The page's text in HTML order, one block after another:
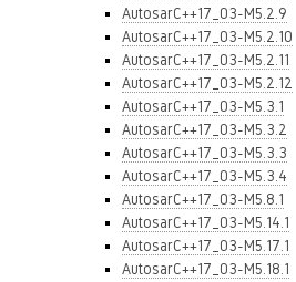
AutosarC++17_03-M5.2.9
AutosarC++17_03-M5.2.10
AutosarC++17_03-M5.2.11
AutosarC++17_03-M5.2.12
AutosarC++17_03-M5.3.1
AutosarC++17_03-M5.3.2
AutosarC++17_03-M5.3.3
AutosarC++17_03-M5.3.4
AutosarC++17_03-M5.8.1
AutosarC++17_03-M5.14.1
AutosarC++17_03-M5.17.1
AutosarC++17_03-M5.18.1